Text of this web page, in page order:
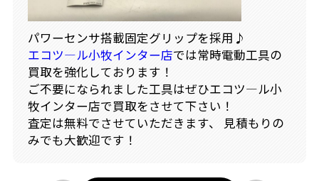
パワーセンサ搭載固定グリップを採用 ♪
エコツ―ル小牧インター店では常時電動工具の
買取を強化しております！
ご不要になられました工具はぜひエコツ―ル小
牧インター店で買取をさせて下さい！
査定は無料でさせていただきます、 見積もりの
みでも大歓迎です！